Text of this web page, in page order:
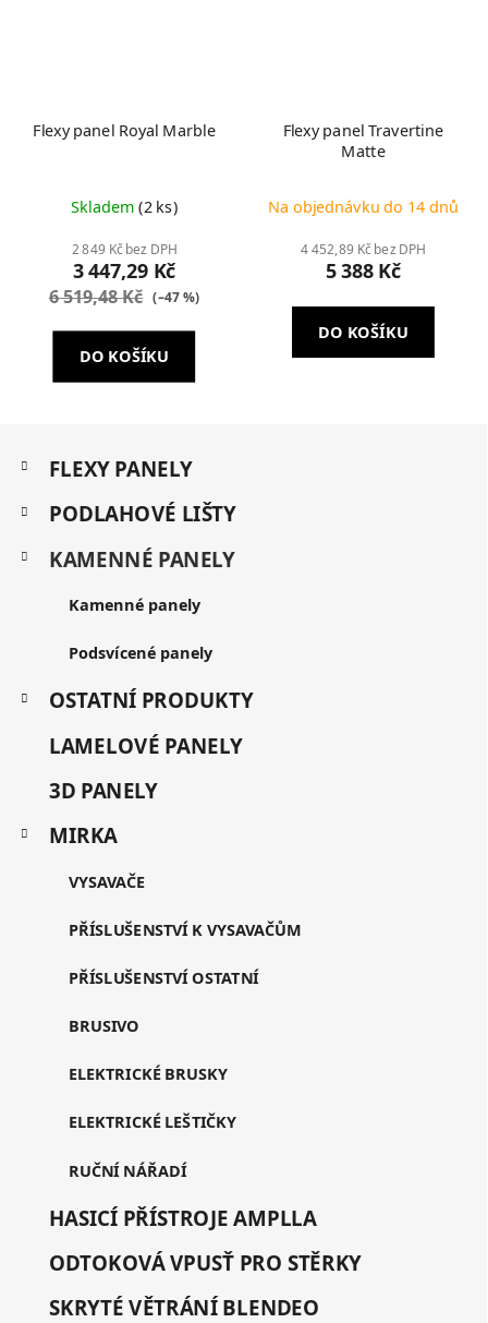
Flexy panel Royal Marble
Skladem(2 ks)
2 849 Kč bez DPH
3 447,29 Kč
6 519,48 Kč (–47 %)
DO KOŠÍKU
Flexy panel Travertine
Matte
Na objednávku do 14 dnů
4 452,89 Kč bez DPH
5 388 Kč
DO KOŠÍKU
K
a
e
o
FLEXY PANELY
PODLAHOVÉ LIŠTY
KAMENNÉ PANELY
Kamenné panely
Podsvícené panely
OSTATNÍ PRODUKTY
LAMELOVÉ PANELY
3D PANELY
MIRKA
VYSAVAČE
PŘÍSLUŠENSTVÍ K VYSAVAČŮM
PŘÍSLUŠENSTVÍ OSTATNÍ
BRUSIVO
ELEKTRICKÉ BRUSKY
ELEKTRICKÉ LEŠTIČKY
RUČNÍ NÁŘADÍ
HASICÍ PŘÍSTROJE AMPLLA
ODTOKOVÁ VPUSŤ PRO STĚRKY
SKRYTÉ VĚTRÁNÍ BLENDEO